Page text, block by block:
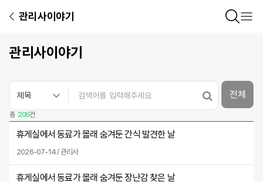
관리사이야기
관리사이야기
총 206건
전체
휴게실에서 동료가 몰래 숨겨둔 간식 발견한 날
2026-07-14 / 관리사
휴게실에서 동료가 몰래 숨겨둔 장난감 찾은 날